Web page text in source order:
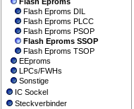
Flash Eproms DIL
Flash Eproms PLCC
Flash Eproms PSOP
Flash Eproms SSOP
Flash Eproms TSOP
EEproms
LPCs/FWHs
Sonstige
IC Sockel
Steckverbinder